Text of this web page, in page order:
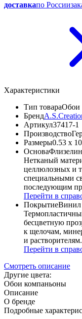
доставкапо России
Характеристики
Тип товараОбои
Бренд
Артикул37417-1
Производство
Размеры0.53 x
ОсноваФлизелин
Нетканый
целлюлозных и
специальными
последующим
Перейти в
ПокрытиеВинил
бесцветную
к щелочам,
и растворителям.
Перейти в
Смотреть описание
Другие цвета:
Обои компаньоны
Описание
О бренде
Подробные